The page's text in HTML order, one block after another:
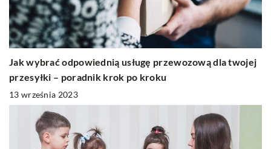
Jak wybrać odpowiednią usługę przewozową dla twojej
przesyłki – poradnik krok po kroku
13 września 2023